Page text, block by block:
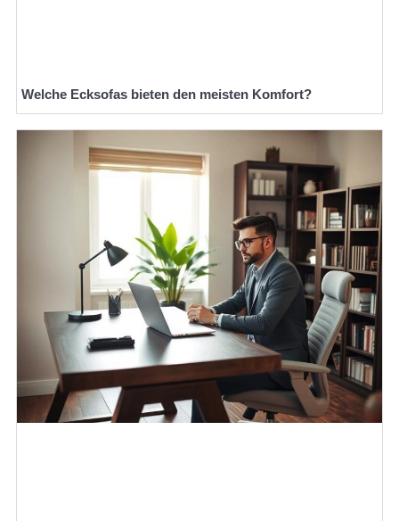
Welche Ecksofas bieten den meisten Komfort?